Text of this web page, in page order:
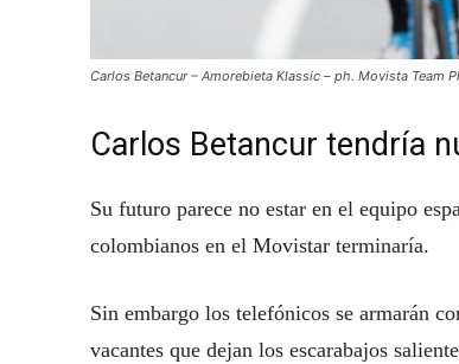
Carlos Betancur – Amorebieta Klassic – ph. Movista Team
Carlos Betancur tendría
Su futuro parece no estar en el equipo
colombianos en el Movistar terminaría.
Sin embargo los telefónicos se armarán
vacantes que dejan los escarabajos